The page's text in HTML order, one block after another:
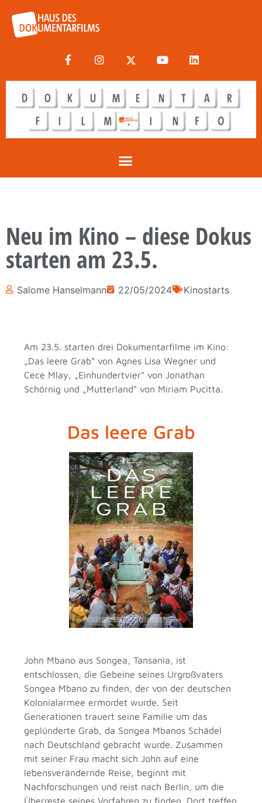
Neu im Kino – diese Dokus
starten am 23.5.
Salome Hanselmann 22/05/2024 Kinostarts
Am 23.5. starten drei Dokumentarfilme im Kino:
„Das leere Grab“ von Agnes Lisa Wegner und
Cece Mlay, „Einhundertvier“ von Jonathan
Schörnig und „Mutterland“ von Miriam Pucitta.
Das leere Grab
John Mbano aus Songea, Tansania, ist
entschlossen, die Gebeine seines Urgroßvaters
Songea Mbano zu finden, der von der deutschen
Kolonialarmee ermordet wurde. Seit
Generationen trauert seine Familie um das
geplünderte Grab, da Songea Mbanos Schädel
nach Deutschland gebracht wurde. Zusammen
mit seiner Frau macht sich John auf eine
lebensverändernde Reise, beginnt mit
Nachforschungen und reist nach Berlin, um die
Überreste seines Vorfahren zu finden. Dort treffen